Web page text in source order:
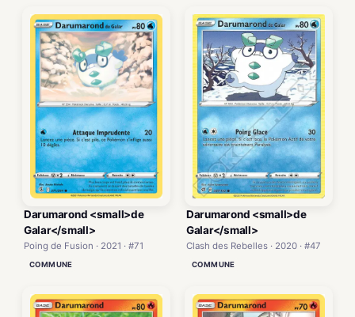
Darumarond <small>de
Galar</small>
Poing de Fusion · 2021 · #71
COMMUNE
Darumarond <small>de
Galar</small>
Clash des Rebelles · 2020 · #47
COMMUNE